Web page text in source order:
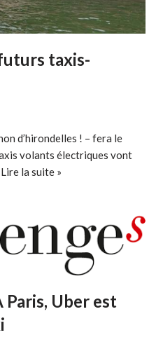
taxis-
d’hirondelles ! – fera le
volants électriques vont
Lire la suite »
Paris, Uber est